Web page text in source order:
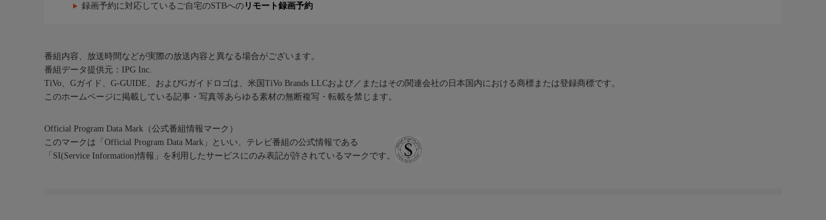
録画予約に対応しているご自宅のSTBへの リモート録画予約
番組内容、放送時間などが実際の放送内容と異なる場合がございます。
番組データ提供元：IPG Inc.
TiVo、Gガイド、G-GUIDE、およびGガイドロゴは、米国TiVo Brands LLCおよび／またはその関連会社の日本国内における商標または登録商標です。
このホームページに掲載している記事・写真等あらゆる素材の無断複写・転載を禁じます。
Official Program Data Mark（公式番組情報マーク）
このマークは「Official Program Data Mark」といい、テレビ番組の公式情報である
「SI(Service Information)情報」を利用したサービスにのみ表記が許されているマークです。